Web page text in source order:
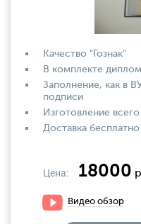
Качество "Гознак"
В комплекте
Заполнение, как в
подписи
Изготовление
Доставка бесплатно
Цена: 18000
Видео обзор